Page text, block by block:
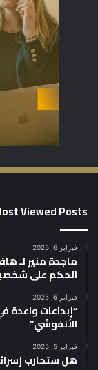
Viewed Posts
فبراير 6, 2025
ماجدة منير لـ
الحكم على
فبراير 6, 2025
“إبداعات
الأنفوشي”
فبراير 5, 2025
هل ستحارب